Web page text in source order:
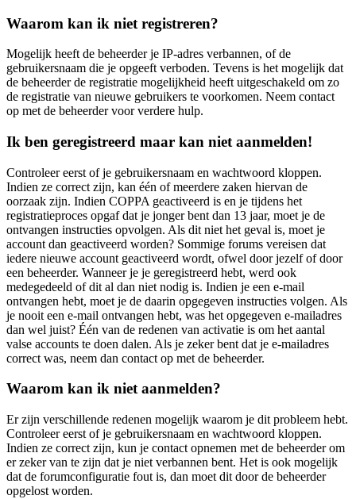
Waarom kan ik niet registreren?
Mogelijk heeft de beheerder je IP-adres verbannen, of de
gebruikersnaam die je opgeeft verboden. Tevens is het mogelijk dat
de beheerder de registratie mogelijkheid heeft uitgeschakeld om zo
de registratie van nieuwe gebruikers te voorkomen. Neem contact
op met de beheerder voor verdere hulp.
Ik ben geregistreerd maar kan niet aanmelden!
Controleer eerst of je gebruikersnaam en wachtwoord kloppen.
Indien ze correct zijn, kan één of meerdere zaken hiervan de
oorzaak zijn. Indien COPPA geactiveerd is en je tijdens het
registratieproces opgaf dat je jonger bent dan 13 jaar, moet je de
ontvangen instructies opvolgen. Als dit niet het geval is, moet je
account dan geactiveerd worden? Sommige forums vereisen dat
iedere nieuwe account geactiveerd wordt, ofwel door jezelf of door
een beheerder. Wanneer je je geregistreerd hebt, werd ook
medegedeeld of dit al dan niet nodig is. Indien je een e-mail
ontvangen hebt, moet je de daarin opgegeven instructies volgen. Als
je nooit een e-mail ontvangen hebt, was het opgegeven e-mailadres
dan wel juist? Één van de redenen van activatie is om het aantal
valse accounts te doen dalen. Als je zeker bent dat je e-mailadres
correct was, neem dan contact op met de beheerder.
Waarom kan ik niet aanmelden?
Er zijn verschillende redenen mogelijk waarom je dit probleem hebt.
Controleer eerst of je gebruikersnaam en wachtwoord kloppen.
Indien ze correct zijn, kun je contact opnemen met de beheerder om
er zeker van te zijn dat je niet verbannen bent. Het is ook mogelijk
dat de forumconfiguratie fout is, dan moet dit door de beheerder
opgelost worden.